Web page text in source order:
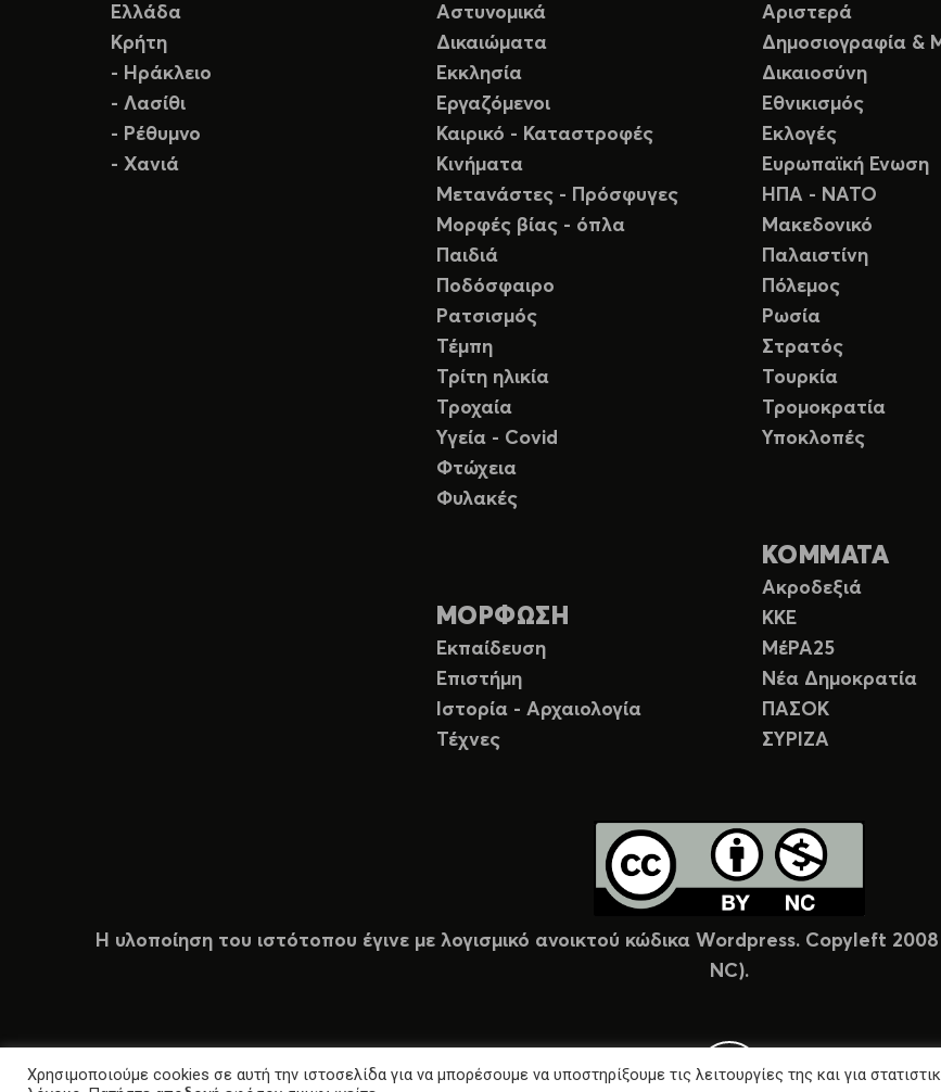
Ελλάδα
Κρήτη
- Ηράκλειο
- Λασίθι
- Ρέθυμνο
- Χανιά
Αστυνομικά
Δικαιώματα
Εκκλησία
Εργαζόμενοι
Καιρικό - Καταστροφές
Κινήματα
Μετανάστες - Πρόσφυγες
Μορφές βίας - όπλα
Παιδιά
Ποδόσφαιρο
Ρατσισμός
Τέμπη
Τρίτη ηλικία
Τροχαία
Υγεία - Covid
Φτώχεια
Φυλακές
ΜΟΡΦΩΣΗ
Εκπαίδευση
Επιστήμη
Ιστορία - Αρχαιολογία
Τέχνες
Αριστερά
Δημοσιογραφία &
Δικαιοσύνη
Εθνικισμός
Εκλογές
Ευρωπαϊκή Ενωση
ΗΠΑ - ΝΑΤΟ
Μακεδονικό
Παλαιστίνη
Πόλεμος
Ρωσία
Στρατός
Τουρκία
Τρομοκρατία
Υποκλοπές
ΚΟΜΜΑΤΑ
Ακροδεξιά
ΚΚΕ
ΜέΡΑ25
Νέα Δημοκρατία
ΠΑΣΟΚ
ΣΥΡΙΖΑ
Η υλοποίηση του ιστότοπου έγινε με λογισμικό ανοικτού κώδικα Wordpress. Copyleft
NC).
Χρησιμοποιούμε cookies σε αυτή την ιστοσελίδα για να μπορέσουμε να υποστηρίξουμε τις λειτουργίες της και για